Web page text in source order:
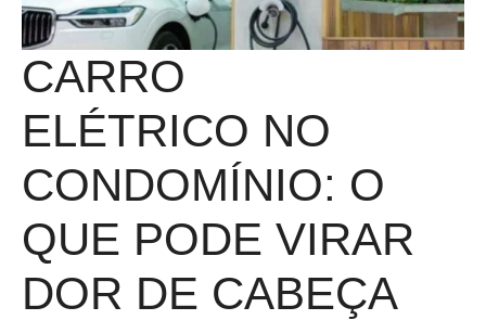
CARRO
ELÉTRICO NO
CONDOMÍNIO: O
QUE PODE VIRAR
DOR DE CABEÇA